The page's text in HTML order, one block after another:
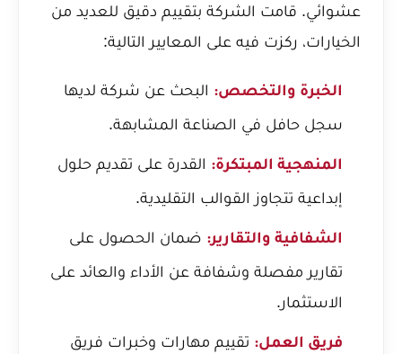
عشوائي. قامت الشركة بتقييم دقيق للعديد من
الخيارات، ركزت فيه على المعايير التالية:
الخبرة والتخصص: البحث عن شركة لديها
سجل حافل في الصناعة المشابهة.
المنهجية المبتكرة: القدرة على تقديم حلول
إبداعية تتجاوز القوالب التقليدية.
الشفافية والتقارير: ضمان الحصول على
تقارير مفصلة وشفافة عن الأداء والعائد على
الاستثمار.
فريق العمل: تقييم مهارات وخبرات فريق